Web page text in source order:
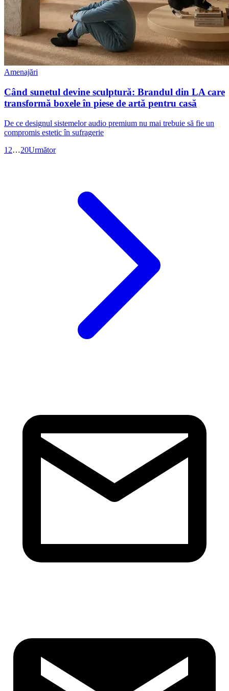
Amenajări
Când sunetul devine sculptură: Brandul din LA care
transformă boxele în piese de artă pentru casă
De ce designul sistemelor audio premium nu mai trebuie să fie un
compromis estetic în sufragerie
1 2…20Următor